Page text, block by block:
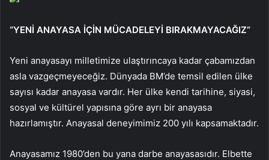
“YENİ ANAYASA İÇİN MÜCADELEYİ BIRAKMAYACAĞIZ”
Yeni anayasayı milletimize ulaştırıncaya kadar çabamızdan
asla vazgeçmeyeceğiz. Dünyada BM’de temsil edilen ülke
sayısı kadar anayasa vardır. Her ülke kendi tarihine, siyasi,
sosyal ve kültürel yapısına göre ayrı bir anayasa
hazırlamıştır. Anayasal deneyimimiz 200 yılı kapsamaktadır.
Anayasamız 1980’den bu yana darbe anayasasıdır. Elbette